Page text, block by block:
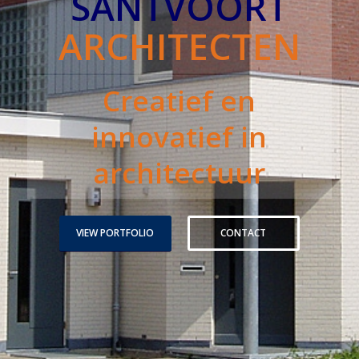
ARCHITECTEN
Creatief en
innovatief in
architectuur
VIEW PORTFOLIO CONTACT